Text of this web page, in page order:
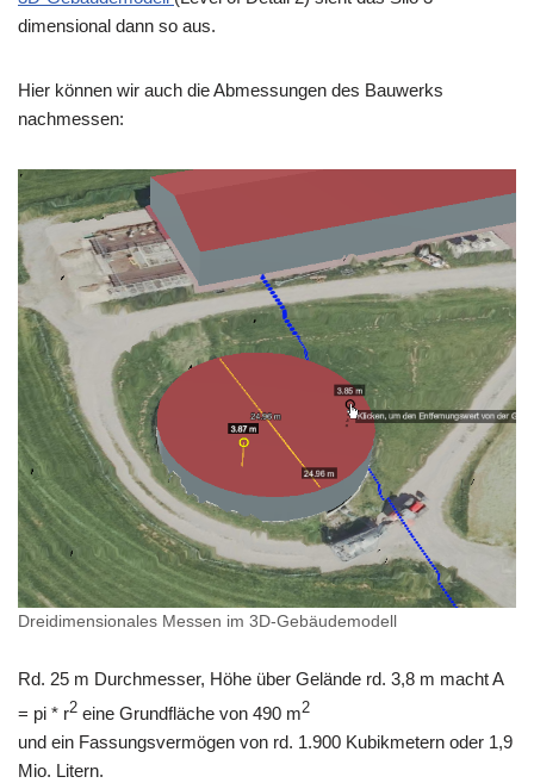
dimensional dann so aus.
Hier können wir auch die Abmessungen des Bauwerks
nachmessen:
Dreidimensionales Messen im 3D-Gebäudemodell
Rd. 25 m Durchmesser, Höhe über Gelände rd. 3,8 m macht A
= pi * r2 eine Grundfläche von 490 m2
und ein Fassungsvermögen von rd. 1.900 Kubikmetern oder 1,9
Mio. Litern.